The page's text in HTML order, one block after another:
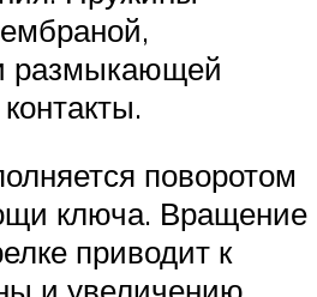
размыкающей
поворотом
ключа. Вращение
приводит к